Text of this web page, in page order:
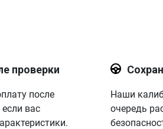
проверки
после
вас
Наши
очередь